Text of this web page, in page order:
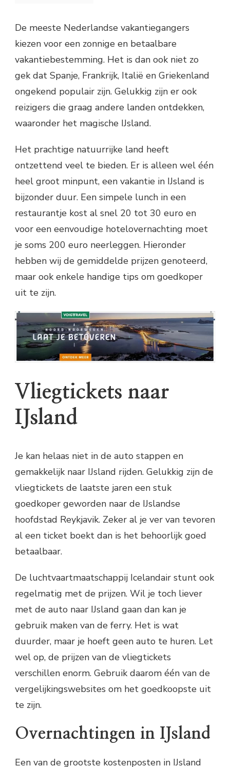
De meeste Nederlandse vakantiegangers
kiezen voor een zonnige en betaalbare
vakantiebestemming. Het is dan ook niet zo
gek dat Spanje, Frankrijk, Italië en Griekenland
ongekend populair zijn. Gelukkig zijn er ook
reizigers die graag andere landen ontdekken,
waaronder het magische IJsland.
Het prachtige natuurrijke land heeft
ontzettend veel te bieden. Er is alleen wel één
heel groot minpunt, een vakantie in IJsland is
bijzonder duur. Een simpele lunch in een
restaurantje kost al snel 20 tot 30 euro en
voor een eenvoudige hotelovernachting moet
je soms 200 euro neerleggen. Hieronder
hebben wij de gemiddelde prijzen genoteerd,
maar ook enkele handige tips om goedkoper
uit te zijn.
Vliegtickets naar
IJsland
Je kan helaas niet in de auto stappen en
gemakkelijk naar IJsland rijden. Gelukkig zijn de
vliegtickets de laatste jaren een stuk
goedkoper geworden naar de IJslandse
hoofdstad Reykjavik. Zeker al je ver van tevoren
al een ticket boekt dan is het behoorlijk goed
betaalbaar.
De luchtvaartmaatschappij Icelandair stunt ook
regelmatig met de prijzen. Wil je toch liever
met de auto naar IJsland gaan dan kan je
gebruik maken van de ferry. Het is wat
duurder, maar je hoeft geen auto te huren. Let
wel op, de prijzen van de vliegtickets
verschillen enorm. Gebruik daarom één van de
vergelijkingswebsites om het goedkoopste uit
te zijn.
Overnachtingen in IJsland
Een van de grootste kostenposten in IJsland